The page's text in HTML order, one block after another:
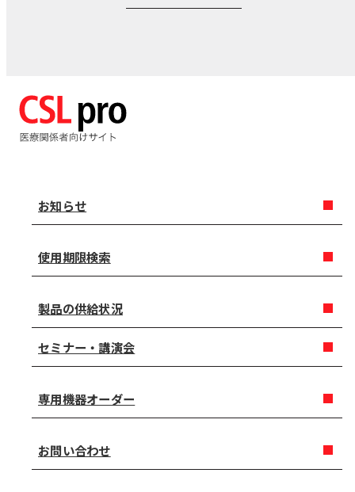
お知らせ
使用期限検索
製品の供給状況
セミナー・講演会
専用機器オーダー
お問い合わせ